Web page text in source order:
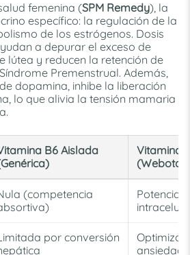
femenina (SPM Remedy), la
específico: la regulación de la
de los estrógenos. Dosis
a depurar el exceso de
lútea y reducen la retención de
Premenstrual. Además,
dopamina, inhibe la liberación
lo que alivia la tensión mamaria
B6 Aislada
Vitamina
(competencia
por conversión
ansiedad